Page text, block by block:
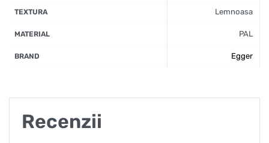
TEXTURA Lemnoasa
MATERIAL PAL
BRAND Egger
Recenzii